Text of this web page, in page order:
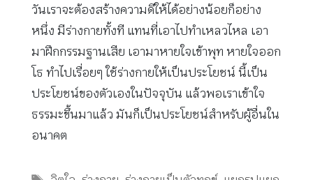
วันเราจะต้องสร้างความดีให้ได้อย่างน้อยก็อย่าง
หนึ่ง มีร่างกายทั้งที แทนที่เอาไปทำเหลวไหล เอา
มาฝึกกรรมฐานเสีย เอามาหายใจเข้าพุท หายใจออก
โธ ทำไปเรื่อยๆ ใช้ร่างกายให้เป็นประโยชน์ นี้เป็น
ประโยชน์ของตัวเองในปัจจุบัน แล้วพอเราเข้าใจ
ธรรมะขึ้นมาแล้ว มันก็เป็นประโยชน์สำหรับผู้อื่นใน
อนาคต